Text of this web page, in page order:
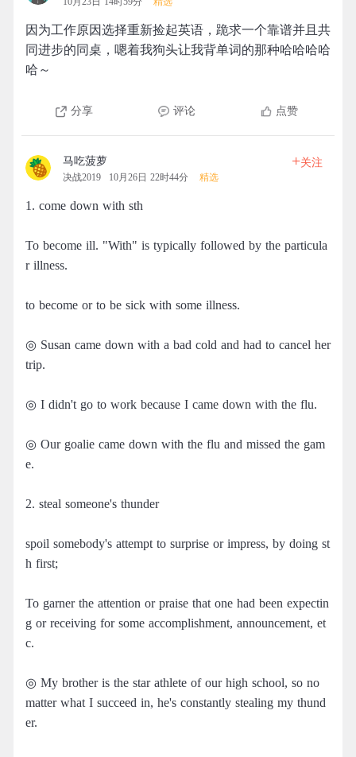
因为工作原因选择重新捡起英语，跪求一个靠谱并且共
同进步的同桌，嗯着我狗头让我背单词的那种哈哈哈哈
哈～
分享 评论 点赞
马吃菠萝
决战2019 10月26日 22时44分 精选
+关注
1. come down with sth
To become ill. "With" is typically followed by the particula
r illness.
to become or to be sick with some illness.
◎ Susan came down with a bad cold and had to cancel her
trip.
◎ I didn't go to work because I came down with the flu.
◎ Our goalie came down with the flu and missed the gam
e.
2. steal someone's thunder
spoil somebody's attempt to surprise or impress, by doing st
h first;
To garner the attention or praise that one had been expectin
g or receiving for some accomplishment, announcement, et
c.
◎ My brother is the star athlete of our high school, so no
matter what I succeed in, he's constantly stealing my thund
er.